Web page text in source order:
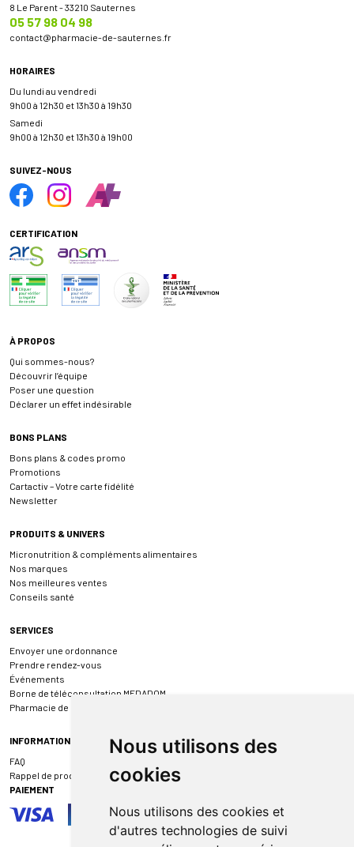
Nous utilisons des
cookies
Nous utilisons des cookies et
d'autres technologies de suivi
8 Le Parent - 33210 Sauternes
05 57 98 04 98
contact@pharmacie-de-sauternes.fr
HORAIRES
Du lundi au vendredi
9h00 à 12h30 et 13h30 à 19h30
Samedi
9h00 à 12h30 et 13h30 à 19h00
SUIVEZ-NOUS
CERTIFICATION
À PROPOS
Qui sommes-nous?
Découvrir l’équipe
Poser une question
Déclarer un effet indésirable
BONS PLANS
Bons plans & codes promo
Promotions
Cartactiv – Votre carte fidélité
Newsletter
PRODUITS & UNIVERS
Micronutrition & compléments alimentaires
Nos marques
Nos meilleures ventes
Conseils santé
SERVICES
Envoyer une ordonnance
Prendre rendez-vous
Événements
Borne de téléconsultation MEDADOM
Pharmacie de garde
INFORMATIONS
FAQ
Rappel de produit
PAIEMENT